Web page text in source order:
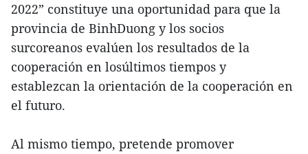
2022” constituye una oportunidad para que la
provincia de BinhDuong y los socios
surcoreanos evalúen los resultados de la
cooperación en losúltimos tiempos y
establezcan la orientación de la cooperación en
el futuro.
Al mismo tiempo, pretende promover